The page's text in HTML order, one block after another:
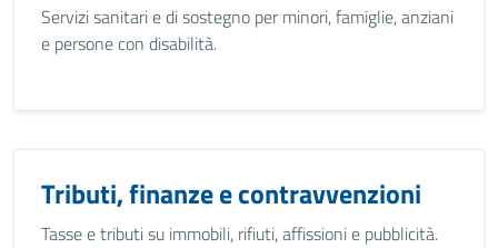
Servizi sanitari e di sostegno per minori, famiglie, anziani
e persone con disabilità.
Tributi, finanze e contravvenzioni
Tasse e tributi su immobili, rifiuti, affissioni e pubblicità.